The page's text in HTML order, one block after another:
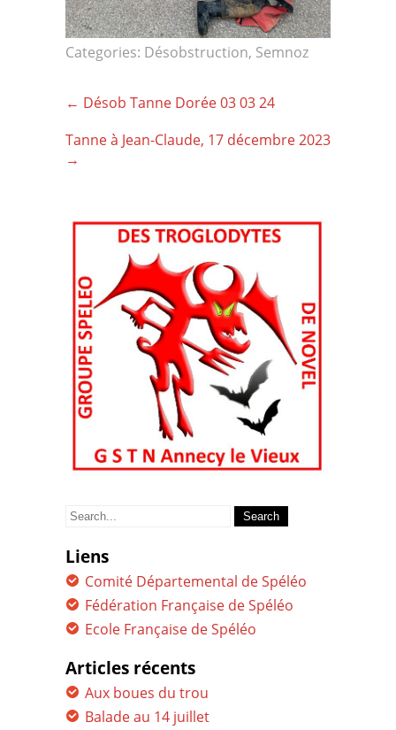
Categories: Désobstruction, Semnoz
Post
navigation
← Désob Tanne Dorée 03 03 24
Tanne à Jean-Claude, 17 décembre 2023
→
Search
Liens
Comité Départemental de Spéléo
Fédération Française de Spéléo
Ecole Française de Spéléo
Articles récents
Aux boues du trou
Balade au 14 juillet